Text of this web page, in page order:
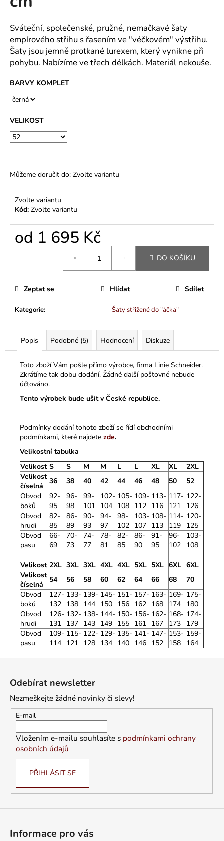
z
hvězdiček.
Sváteční, společenské, pružné, nemačkavé šaty
empírového střihu s řasením ve "véčkovém" výstřihu.
Šaty jsou jemně protkané lurexem, který vynikne při
pohybu. Nabízíme ve třech délkách. Materiál nekouše.
BARVY KOMPLET
VELIKOST
Můžeme doručit do: Zvolte variantu
Zvolte variantu
Kód: Zvolte variantu
od 1 695 Kč
DO KOŠÍKU
Kategorie: Šaty střižené do "áčka"
Zeptat se Hlídat Sdílet
Popis Podobné (5) Hodnocení Diskuze
Toto zboží Vám pošle přímo výrobce, firma Linie Schneider.
Zkrátíme tak dobu dodání. Žádné další poštovné nebude
účtováno.
Tento výrobek bude ušit v České republice.
Podmínky dodání tohoto zboží se řídí obchodními
podmínkami, které najdete zde.
Velikostní tabulka
Velikost S S M M L L XL XL
2XL
Velikost
číselná
36 38 40 42 44 46 48 50
52
Obvod
boků
92-
95
96-
98
99-
101
102-
104
105-
108
109-
112
113-
116
117-
121
122-
126
Obvod
hrudi
82-
85
86-
89
90-
93
94-
97
98-
102
103-
107
108-
113
114-
119
120-
125
Obvod
pasu
66-
69
70-
73
74-
77
78-
81
82-
85
86-
90
91-
95
96-
102
103-
108
Velikost 2XL 3XL 3XL 4XL 4XL 5XL 5XL 6XL 6XL
Velikost
číselná
54 56 58 60 62 64 66 68
70
Obvod
boků
127-
132
133-
138
139-
144
145-
150
151-
156
157-
162
163-
168
169-
174
175-
180
Obvod
hrudi
126-
131
132-
137
138-
143
144-
149
150-
155
156-
161
162-
167
168-
173
174-
179
Obvod
pasu
109-
114
115-
121
122-
128
129-
134
135-
140
141-
146
147-
152
153-
158
159-
164
j
e
m
e
OSMIDÍLOVÁ
SUKNĚ
S
LÍSTKY
TM.
MODRÉ
ÚPLET
880
Odebírat newsletter
Nezmeškejte žádné novinky či slevy!
E-mail
Vložením e-mailu souhlasíte s podmínkami ochrany
osobních údajů
PŘIHLÁSIT SE
Informace pro vás